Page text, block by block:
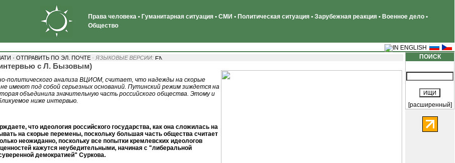
Права человека • Гуманитарная ситуация • СМИ • Политическая ситуация • Зарубежная реакция • Военное дело •
Общество
· ОТПРАВИТЬ ПО ЭЛ. ПОЧТЕ · ЯЗЫКОВЫЕ ВЕРСИИ:
с Л. Бызовым)
политического анализа ВЦИОМ, считает, что надежды на скорые
имеют под собой серьезных оснований. Путинский режим зиждется на
объединила значительную часть российского общества. Этому и
ниже интервью.
что идеология российского государства, как она сложилась на
на скорые перемены, поскольку большая часть общества считает
неожиданно, поскольку все попытки кремлевских идеологов
кажутся неубедительными, начиная с "либеральной
демократией" Суркова.
ПОИСК
[расширенный]